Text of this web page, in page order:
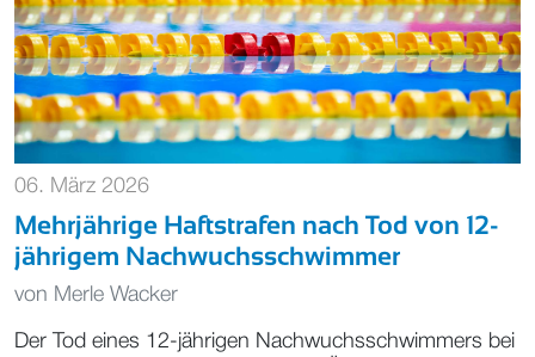
06. März 2026
Mehrjährige Haftstrafen nach Tod von 12-
jährigem Nachwuchsschwimmer
von Merle Wacker
Der Tod eines 12-jährigen Nachwuchsschwimmers bei